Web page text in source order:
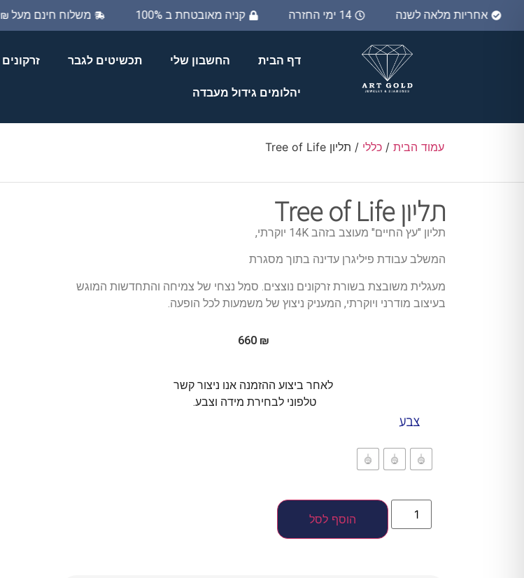
משלוח חינם מעל 599₪ קניה מאובטחת ב 100% 14 ימי החזרה אחריות מלאה לשנה
דף הבית החשבון שלי תכשיטים לגבר זרקונים
יהלומים גידול מעבדה
עמוד הבית / כללי / תליון Tree of Life
תליון Tree of Life
תליון "עץ החיים" מעוצב בזהב 14K יוקרתי,
המשלב עבודת פיליגרן עדינה בתוך מסגרת
מעגלית משובצת בשורת זרקונים נוצצים. סמל נצחי של צמיחה והתחדשות המוגש
בעיצוב מודרני ויוקרתי, המעניק ניצוץ של משמעות לכל הופעה.
660 ₪
לאחר ביצוע ההזמנה אנו ניצור קשר
טלפוני לבחירת מידה וצבע.
צבע
הוסף לסל